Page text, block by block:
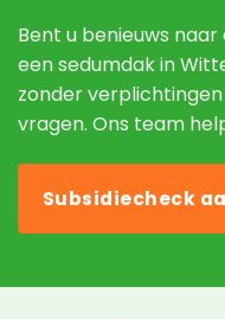
Bent u benieuws
een sedumdak in
zonder
vragen. Ons team
Subsidiecheck